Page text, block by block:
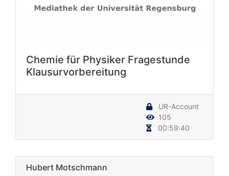
Chemie für Physiker Fragestunde
Klausurvorbereitung
UR-Account
105
00:59:40
Hubert Motschmann